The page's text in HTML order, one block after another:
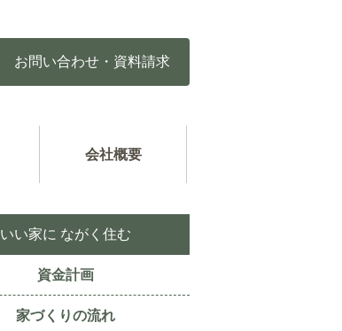
お問い合わせ・資料請求
会社概要
いい家に ながく住む
資金計画
家づくりの流れ